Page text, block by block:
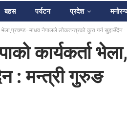
बहस पर्यटन प्रदेश
भेला,प्रचण्ड–माधव नेपालले लोकतन्त्रको कुरा गर्न सुहाउँदैन
कार्यकर्ता
: मन्त्री गुुरुङ